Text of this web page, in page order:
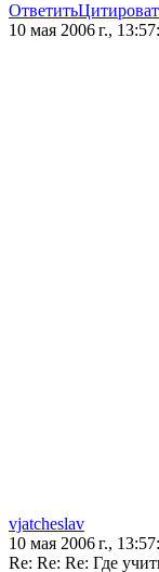
Ответить
10 мая 2006 г.,
vjatcheslav
10 мая 2006 г.,
Re: Re: Re: Где